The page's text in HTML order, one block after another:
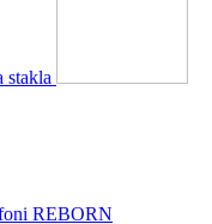
stakla
REBORN